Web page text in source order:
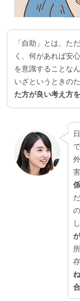
「自助」とは、た
く、何があれば安
を意識することなん
いざというときのた
た方が良い考え方